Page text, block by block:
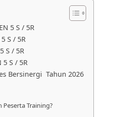
5 S / 5R
S / 5R
S / 5R
5 S / 5R
Bersinergi Tahun 2026
Peserta Training?